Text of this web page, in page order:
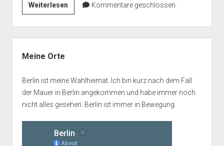
WeiterlesenHerbst
in
Neapel
–
Kommentare geschlossen.
Meine Orte
Berlin ist meine Wahlheimat. Ich bin kurz nach dem Fall
der Mauer in Berlin angekommen und habe immer noch
nicht alles gesehen. Berlin ist immer in Bewegung.